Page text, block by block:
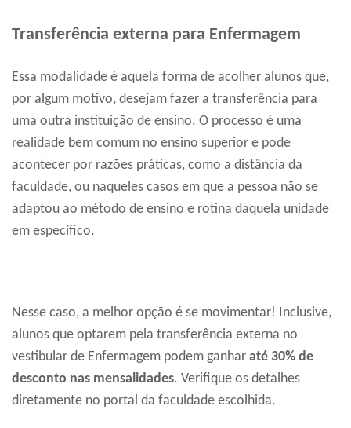
Transferência externa para Enfermagem
Essa modalidade é aquela forma de acolher alunos que,
por algum motivo, desejam fazer a transferência para
uma outra instituição de ensino. O processo é uma
realidade bem comum no ensino superior e pode
acontecer por razões práticas, como a distância da
faculdade, ou naqueles casos em que a pessoa não se
adaptou ao método de ensino e rotina daquela unidade
em específico.
Nesse caso, a melhor opção é se movimentar! Inclusive,
alunos que optarem pela transferência externa no
vestibular de Enfermagem podem ganhar até 30% de
desconto nas mensalidades. Verifique os detalhes
diretamente no portal da faculdade escolhida.